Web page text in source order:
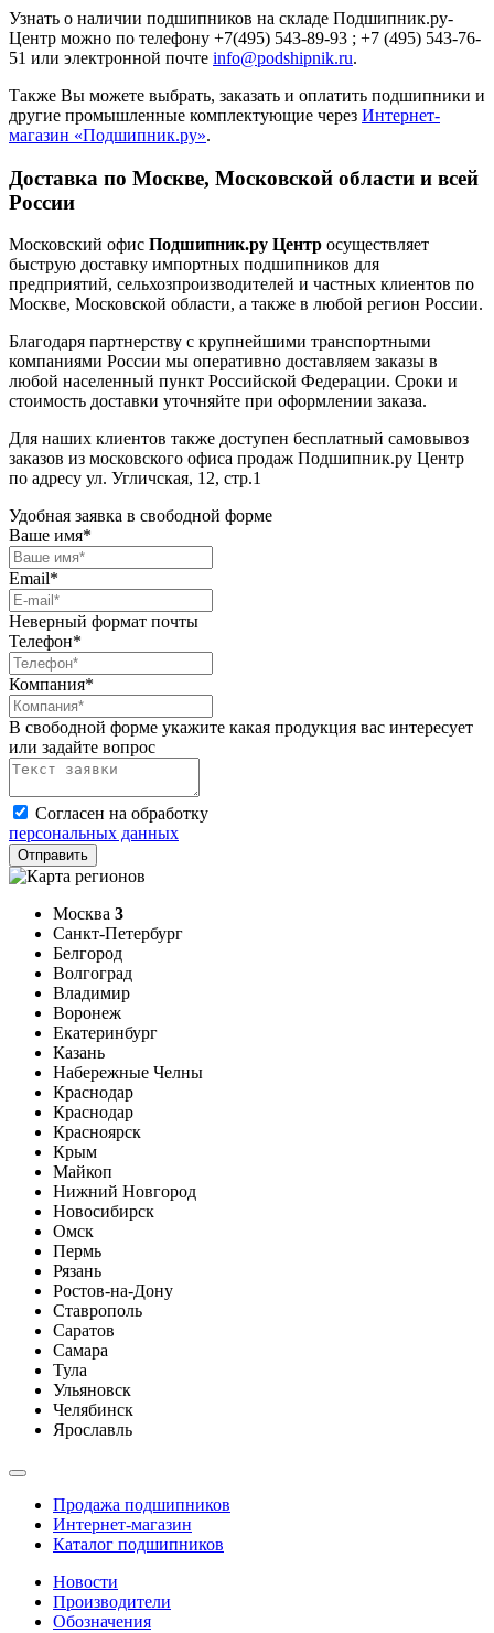
Узнать о наличии подшипников на складе Подшипник.ру-
Центр можно по телефону +7(495) 543-89-93 ; +7 (495) 543-76-
51 или электронной почте info@podshipnik.ru.
Также Вы можете выбрать, заказать и оплатить подшипники и
другие промышленные комплектующие через Интернет-
магазин «Подшипник.ру».
Доставка по Москве, Московской области и всей
России
Московский офис Подшипник.ру Центр осуществляет
быструю доставку импортных подшипников для
предприятий, сельхозпроизводителей и частных клиентов по
Москве, Московской области, а также в любой регион России.
Благодаря партнерству с крупнейшими транспортными
компаниями России мы оперативно доставляем заказы в
любой населенный пункт Российской Федерации. Сроки и
стоимость доставки уточняйте при оформлении заказа.
Для наших клиентов также доступен бесплатный самовывоз
заказов из московского офиса продаж Подшипник.ру Центр
по адресу ул. Угличская, 12, стр.1
Удобная заявка в свободной форме
Ваше имя*
Email*
Неверный формат почты
Телефон*
Компания*
В свободной форме укажите какая продукция вас интересует
или задайте вопрос
Согласен на обработку
персональных данных
Москва 3
Санкт-Петербург
Белгород
Волгоград
Владимир
Воронеж
Екатеринбург
Казань
Набережные Челны
Краснодар
Краснодар
Красноярск
Крым
Майкоп
Нижний Новгород
Новосибирск
Омск
Пермь
Рязань
Ростов-на-Дону
Ставрополь
Саратов
Самара
Тула
Ульяновск
Челябинск
Ярославль
Продажа подшипников
Интернет-магазин
Каталог подшипников
Новости
Производители
Обозначения